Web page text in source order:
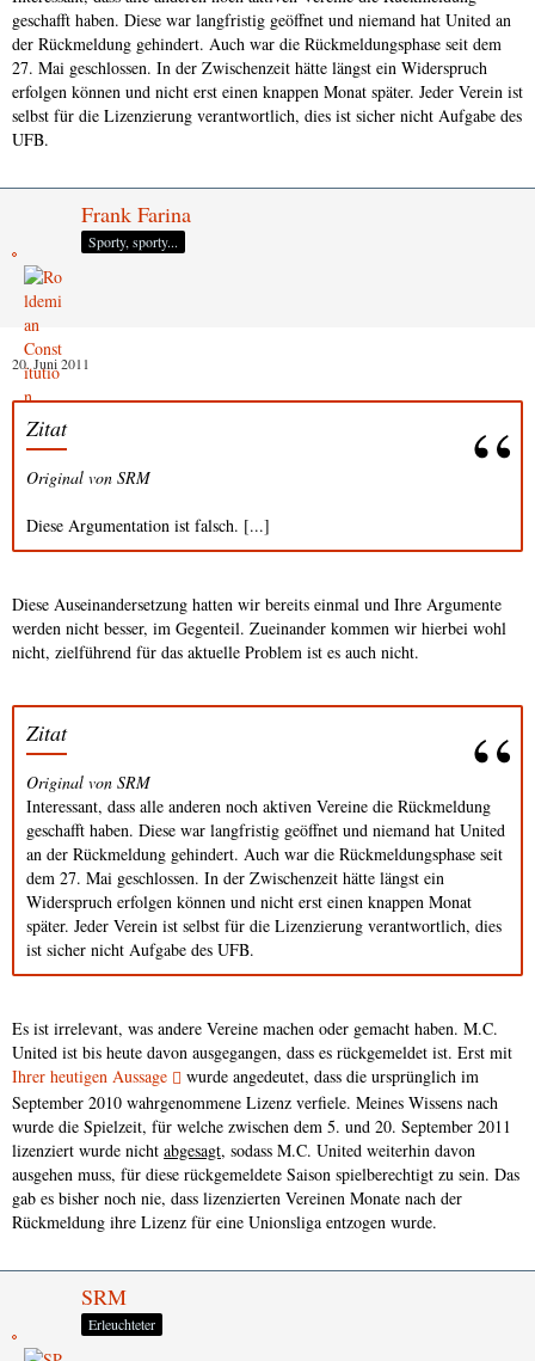
geschafft haben. Diese war langfristig geöffnet und niemand hat United an
der Rückmeldung gehindert. Auch war die Rückmeldungsphase seit dem
27. Mai geschlossen. In der Zwischenzeit hätte längst ein Widerspruch
erfolgen können und nicht erst einen knappen Monat später. Jeder Verein ist
selbst für die Lizenzierung verantwortlich, dies ist sicher nicht Aufgabe des
UFB.
Frank Farina
Sporty, sporty...
20. Juni 2011
Zitat
Original von SRM
Diese Argumentation ist falsch. [...]
Diese Auseinandersetzung hatten wir bereits einmal und Ihre Argumente
werden nicht besser, im Gegenteil. Zueinander kommen wir hierbei wohl
nicht, zielführend für das aktuelle Problem ist es auch nicht.
Zitat
Original von SRM
Interessant, dass alle anderen noch aktiven Vereine die Rückmeldung
geschafft haben. Diese war langfristig geöffnet und niemand hat United
an der Rückmeldung gehindert. Auch war die Rückmeldungsphase seit
dem 27. Mai geschlossen. In der Zwischenzeit hätte längst ein
Widerspruch erfolgen können und nicht erst einen knappen Monat
später. Jeder Verein ist selbst für die Lizenzierung verantwortlich, dies
ist sicher nicht Aufgabe des UFB.
Es ist irrelevant, was andere Vereine machen oder gemacht haben. M.C.
United ist bis heute davon ausgegangen, dass es rückgemeldet ist. Erst mit
Ihrer heutigen Aussage
wurde angedeutet, dass die ursprünglich im
September 2010 wahrgenommene Lizenz verfiele. Meines Wissens nach
wurde die Spielzeit, für welche zwischen dem 5. und 20. September 2011
lizenziert wurde nicht abgesagt, sodass M.C. United weiterhin davon
ausgehen muss, für diese rückgemeldete Saison spielberechtigt zu sein. Das
gab es bisher noch nie, dass lizenzierten Vereinen Monate nach der
Rückmeldung ihre Lizenz für eine Unionsliga entzogen wurde.
SRM
Erleuchteter